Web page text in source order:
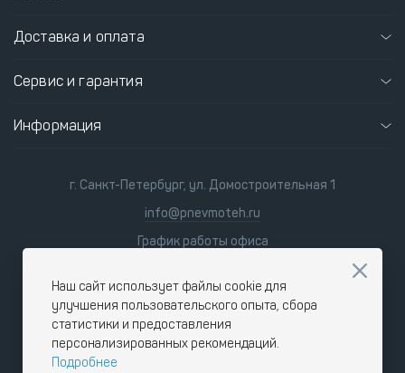
Доставка и оплата
Сервис и гарантия
Информация
г. Санкт-Петербург, ул. Домостроительная 1
info@pnevmoteh.ru
График работы офиса
сб-вс 9:00 - 18:00
Наш сайт использует файлы cookie для
улучшения пользовательского опыта, сбора
статистики и предоставления
персонализированных рекомендаций.
Подробнее